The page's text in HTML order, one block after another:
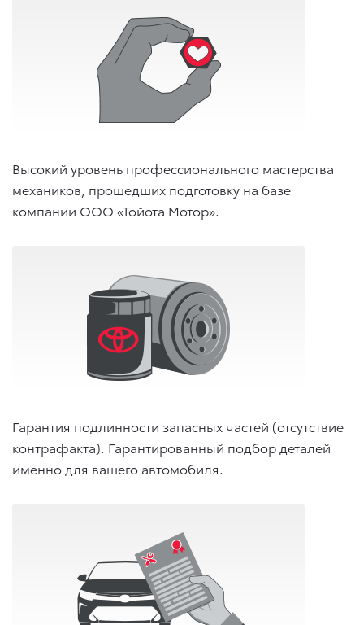
Высокий уровень профессионального мастерства
механиков, прошедших подготовку на базе
компании ООО «Тойота Мотор».
Гарантия подлинности запасных частей (отсутствие
контрафакта). Гарантированный подбор деталей
именно для вашего автомобиля.